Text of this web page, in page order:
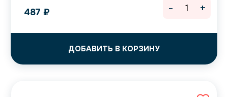
487 ₽
ДОБАВИТЬ В КОРЗИНУ
- +